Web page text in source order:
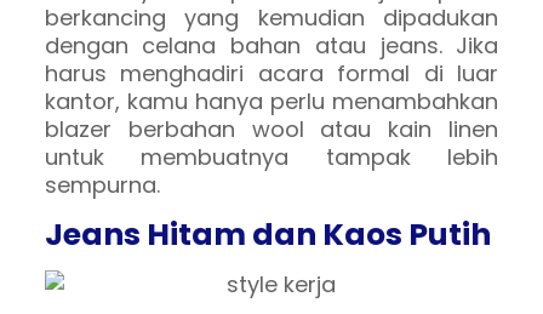
berkancing yang kemudian dipadukan
dengan celana bahan atau jeans. Jika
harus menghadiri acara formal di luar
kantor, kamu hanya perlu menambahkan
blazer berbahan wool atau kain linen
untuk membuatnya tampak lebih
sempurna.
Jeans Hitam dan Kaos Putih